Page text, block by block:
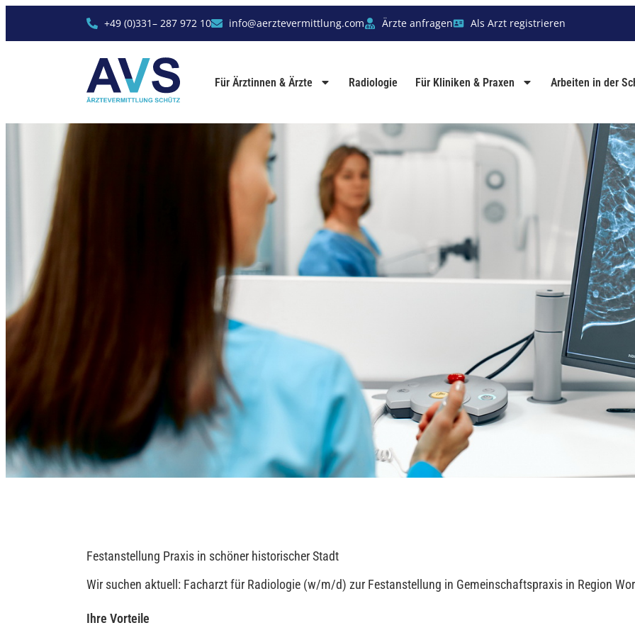
+49 (0)331– 287 972 10 info@aerztevermittlung.com Ärzte anfragen Als Arzt registrieren
Für Ärztinnen & Ärzte Radiologie Für Kliniken & Praxen Arbeiten in der
Festanstellung Praxis in schöner historischer Stadt
Wir suchen aktuell: Facharzt für Radiologie (w/m/d) zur Festanstellung in Gemeinschaftspraxis in Region
Ihre Vorteile